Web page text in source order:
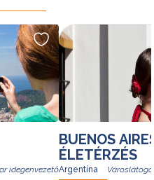
idegenvezető
BUENOS
ÉLETÉRZÉS
Argentína